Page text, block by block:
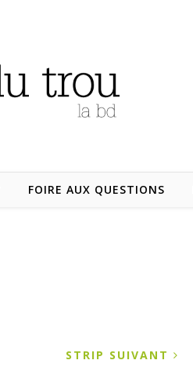
FOIRE AUX QUESTIONS
STRIP SUIVANT